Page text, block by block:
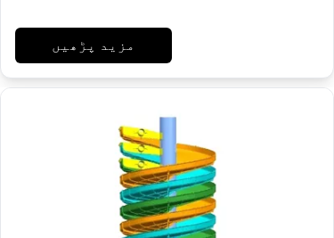
مزید پڑھیں